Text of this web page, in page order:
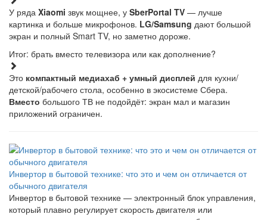
У ряда Xiaomi звук мощнее, у SberPortal TV — лучше
картинка и больше микрофонов. LG/Samsung дают большой
экран и полный Smart TV, но заметно дороже.
Итог: брать вместо телевизора или как дополнение?
Это компактный медиахаб + умный дисплей для кухни/
детской/рабочего стола, особенно в экосистеме Сбера.
Вместо большого ТВ не подойдёт: экран мал и магазин
приложений ограничен.
Инвертор в бытовой технике: что это и чем он отличается от
обычного двигателя
Инвертор в бытовой технике — электронный блок управления,
который плавно регулирует скорость двигателя или